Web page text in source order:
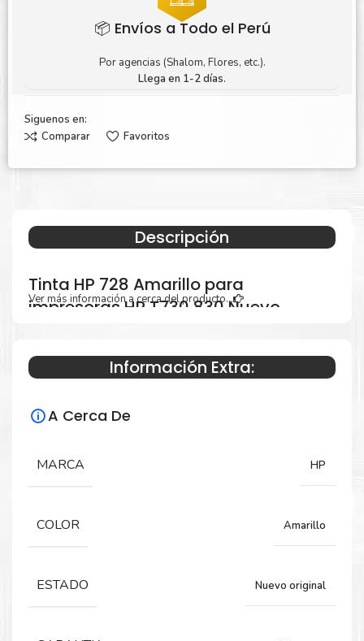
📦 Envíos a Todo el Perú
Por agencias (Shalom, Flores, etc.).
Llega en 1-2 días.
Siguenos en:
Comparar
Favoritos
Descripción
Tinta HP 728 Amarillo para
impresoras HP T730 830 Nuevo
Ver más información a cerca del producto...
Información Extra:
A Cerca De
MARCA HP
COLOR Amarillo
ESTADO Nuevo original